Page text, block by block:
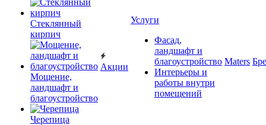
Cтеклянный
кирпич
Мощение,
ландшафт и
благоустройство
Черепица
Акции
Услуги
Фасад,
ландшафт и
благоустройство
Интерьеры и
работы внутри
помещений
Maters